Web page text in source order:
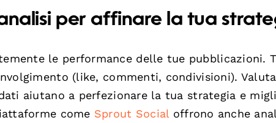
per affinare la tua
le performance delle tue pubblicazioni.
(like, commenti, condivisioni).
aiutano a perfezionare la tua strategia e
come Sprout Social offrono anche